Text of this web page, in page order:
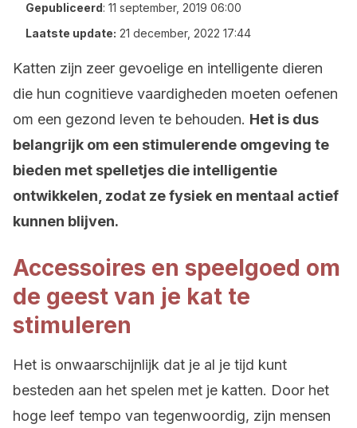
Gepubliceerd: 11 september, 2019 06:00
Laatste update: 21 december, 2022 17:44
Katten zijn zeer gevoelige en intelligente dieren
die hun cognitieve vaardigheden moeten oefenen
om een gezond leven te behouden. Het is dus
belangrijk om een stimulerende omgeving te
bieden met spelletjes die intelligentie
ontwikkelen, zodat ze fysiek en mentaal actief
kunnen blijven.
Accessoires en speelgoed om
de geest van je kat te
stimuleren
Het is onwaarschijnlijk dat je al je tijd kunt
besteden aan het spelen met je katten. Door het
hoge leef tempo van tegenwoordig, zijn mensen